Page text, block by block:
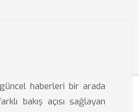
haberleri bir arada
bakış açısı sağlayan